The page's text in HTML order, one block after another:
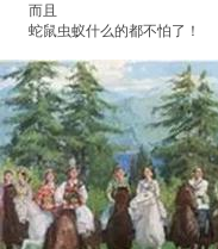
而且
蛇鼠虫蚁什么的都不怕了！